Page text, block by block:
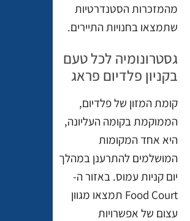
מהמזכרות הסטנדרטיות
שתמצאו בחנויות התיירים.
גסטרונומיה לכל טעם
בקניון פלדיום פראג
קומת המזון של פלדיום,
הממוקמת בקומה העליונה,
היא אחד המקומות
המושלמים להתרענן במהלך
יום קניות עמוס. באזור ה-
Food Court תמצאו מגוון
עצום של אפשרויות